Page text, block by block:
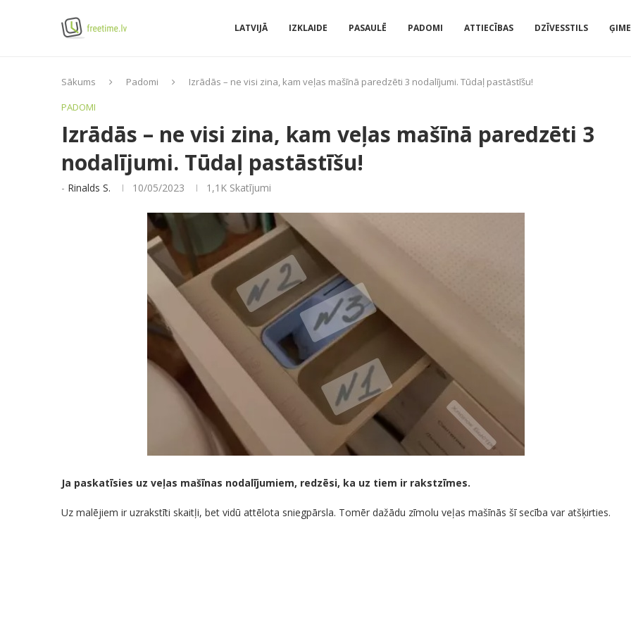
LATVIJĀ IZKLAIDE PASAULĒ PADOMI ATTIECĪBAS DZĪVESSTILS
Sākums Padomi
Izrādās – ne visi zina, kam veļas mašīnā paredzēti 3 nodalījumi. Tūdaļ pastāstīšu!
PADOMI
Izrādās – ne visi zina, kam veļas mašīnā paredzēti 3
nodalījumi. Tūdaļ pastāstīšu!
- Rinalds S. 10/05/2023 1,1K Skatījumi
Ja paskatīsies uz veļas mašīnas nodalījumiem, redzēsi, ka uz tiem ir rakstzīmes.
Uz malējiem ir uzrakstīti skaitļi, bet vidū attēlota sniegpārsla. Tomēr dažādu zīmolu veļas mašīnās šī secība var atšķirties.